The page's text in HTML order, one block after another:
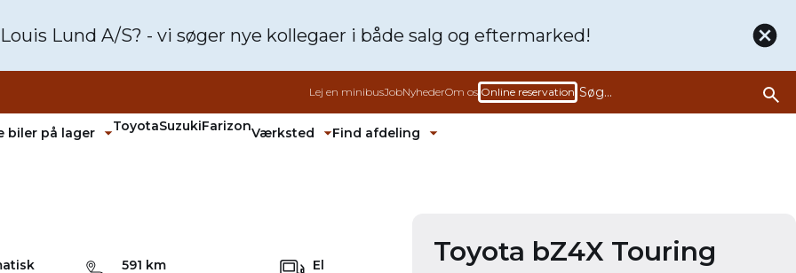
Lund A/S? - vi søger nye kollegaer i både salg og eftermarked!
Lej en minibusJobNyhederOm os Online reservation
biler på lager ToyotaSuzukiFarizonVærksted
Fold undermenu ud
Find afdeling
591 km El Toyota bZ4X Touring